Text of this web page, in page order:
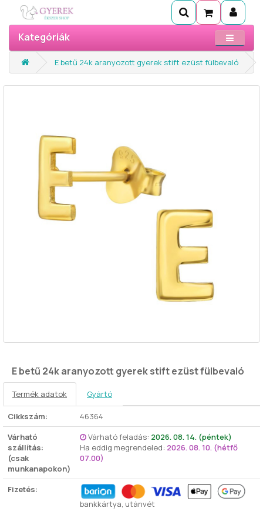
Kategóriák
E betű 24k aranyozott gyerek stift ezüst fülbevaló
E betű 24k aranyozott gyerek stift ezüst fülbevaló
Termék adatok Gyártó
Cikkszám:
46364
Várható
szállítás:
(csak
munkanapokon)
Várható feladás: 2026. 08. 14. (péntek)
Ha eddig megrendeled: 2026. 08. 10. (hétfő
07.00)
Fizetés:
bankkártya, utánvét